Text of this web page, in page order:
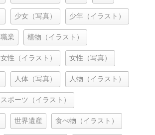
少女（写真） 少年（イラスト）
職業 植物（イラスト）
女性（イラスト） 女性（写真）
人体（写真） 人物（イラスト）
スポーツ（イラスト）
世界遺産 食べ物（イラスト）